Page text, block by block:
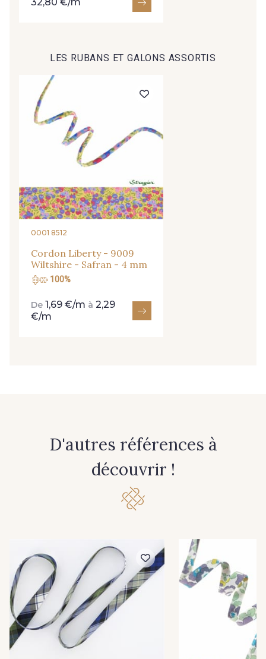
Z25 - Hibiscus Fluo
LES RUBANS ET GALONS ASSORTIS
0001 8512
Cordon Liberty - 9009
Wiltshire - Safran - 4 mm
100%
De 1,69 €/m à 2,29
€/m
D'autres références à
découvrir !